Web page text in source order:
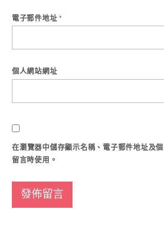
電子郵件地址 *
個人網站網址
在瀏覽器中儲存顯示名稱、電子郵件地址及
留言時使用。